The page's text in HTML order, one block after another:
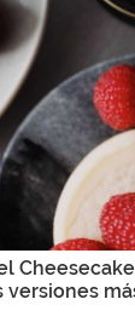
versiones